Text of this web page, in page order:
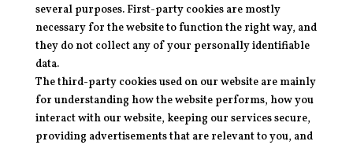
several purposes. First-party cookies are mostly
necessary for the website to function the right way, and
they do not collect any of your personally identifiable
data.
The third-party cookies used on our website are mainly
for understanding how the website performs, how you
interact with our website, keeping our services secure,
providing advertisements that are relevant to you, and